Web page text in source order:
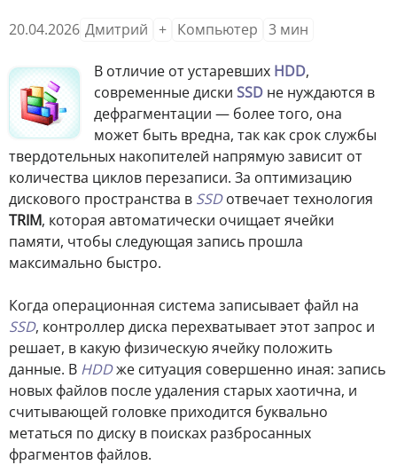
20.04.2026 Дмитрий + Компьютер 3 мин
В отличие от устаревших HDD,
современные диски SSD не нуждаются в
дефрагментации — более того, она
может быть вредна, так как срок службы
твердотельных накопителей напрямую зависит от
количества циклов перезаписи. За оптимизацию
дискового пространства в SSDотвечает технология
TRIM, которая автоматически очищает ячейки
памяти, чтобы следующая запись прошла
максимально быстро.
Когда операционная система записывает файл на
SSD, контроллер диска перехватывает этот запрос и
решает, в какую физическую ячейку положить
данные. В HDDже ситуация совершенно иная: запись
новых файлов после удаления старых хаотична, и
считывающей головке приходится буквально
метаться по диску в поисках разбросанных
фрагментов файлов.